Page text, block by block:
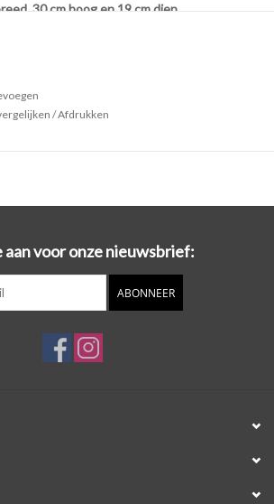
30 cm hoog en 19 cm diep
/Afdrukken
aan voor onze nieuwsbrief:
ABONNEER